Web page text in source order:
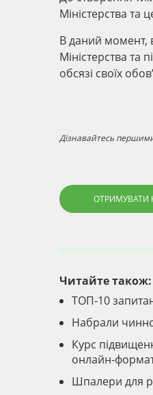
Міністерства та
В даний момент,
Міністерства
обсязі своїх
Дізнавайтесь першими
ОТРИМУВАТИ
Читайте також:
ТОП-10
Набрали
Курс
онлайн-
Шпалери для